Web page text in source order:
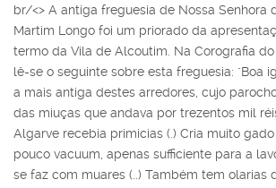
br/<> A antiga freguesia de Nossa Senhora
Martim Longo foi um priorado da
termo da Vila de Alcoutim. Na Corografia do
lê-se o seguinte sobre esta freguesia: "Boa
a mais antiga destes arredores, cujo
das miuças que andava por trezentos mil
Algarve recebia primicias (.) Cria muito
pouco vacuum, apenas sufficiente para a
se faz com muares (..) Também tem olarias